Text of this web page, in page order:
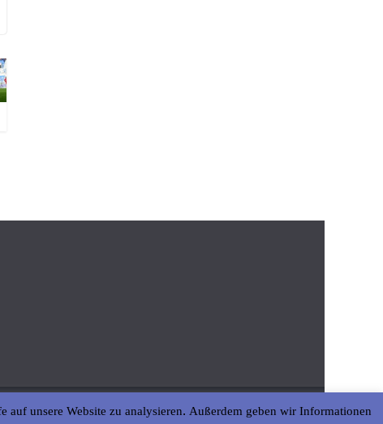
unsere Website zu analysieren. Außerdem geben wir Informationen